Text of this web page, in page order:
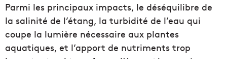
Parmi les principaux impacts, le déséquilibre de
la salinité de l’étang, la turbidité de l’eau qui
coupe la lumière nécessaire aux plantes
aquatiques, et l’apport de nutriments trop